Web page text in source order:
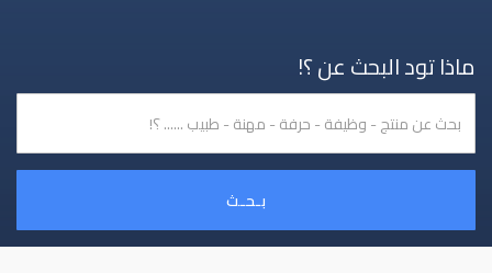
ماذا تود البحث عن ؟!
بـحـث